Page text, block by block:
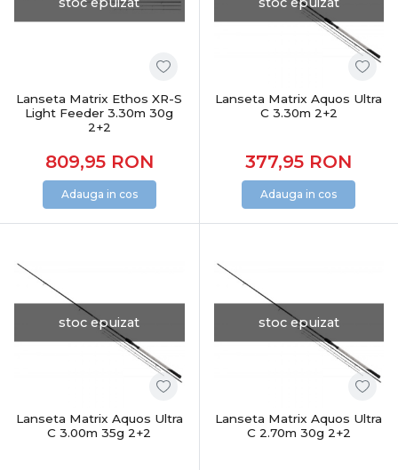
Lanseta Matrix Ethos XR-S
Light Feeder 3.30m 30g
2+2
809,95 RON
Adauga in cos
Lanseta Matrix Aquos Ultra
C 3.30m 2+2
377,95 RON
Adauga in cos
stoc epuizat
Lanseta Matrix Aquos Ultra
C 3.00m 35g 2+2
stoc epuizat
Lanseta Matrix Aquos Ultra
C 2.70m 30g 2+2